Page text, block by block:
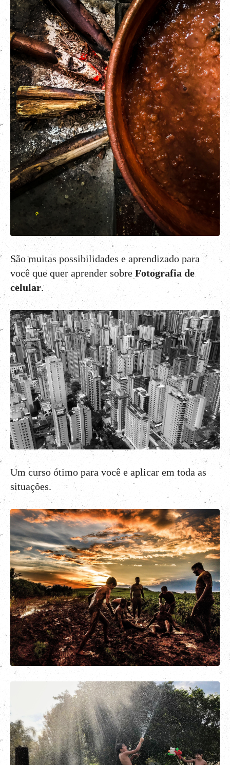
São muitas possibilidades e aprendizado para
você que quer aprender sobre Fotografia de
celular.
Um curso ótimo para você e aplicar em toda as
situações.